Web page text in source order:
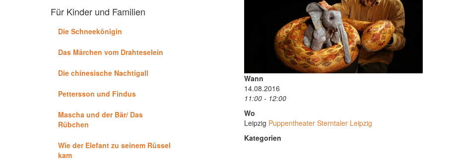
Für Kinder und Familien
Die Schneekönigin
Das Märchen vom Drahteselein
Die chinesische Nachtigall
Pettersson und Findus
Mascha und der Bär/ Das
Rübchen
Wie der Elefant zu seinem Rüssel
kam
Wann
14.08.2016
11:00 - 12:00
Wo
Leipzig Puppentheater Sterntaler Leipzig
Kategorien